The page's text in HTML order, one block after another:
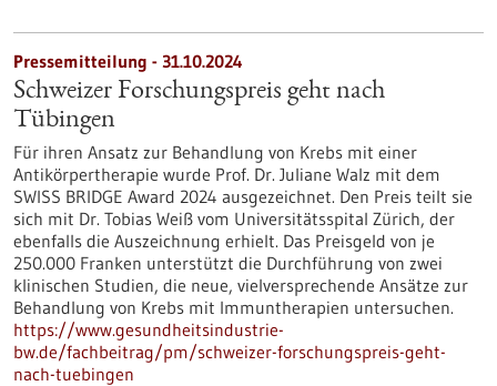
Pressemitteilung - 31.10.2024
Schweizer Forschungspreis geht nach
Tübingen
Für ihren Ansatz zur Behandlung von Krebs mit einer
Antikörpertherapie wurde Prof. Dr. Juliane Walz mit dem
SWISS BRIDGE Award 2024 ausgezeichnet. Den Preis teilt sie
sich mit Dr. Tobias Weiß vom Universitätsspital Zürich, der
ebenfalls die Auszeichnung erhielt. Das Preisgeld von je
250.000 Franken unterstützt die Durchführung von zwei
klinischen Studien, die neue, vielversprechende Ansätze zur
Behandlung von Krebs mit Immuntherapien untersuchen.
https://www.gesundheitsindustrie-
bw.de/fachbeitrag/pm/schweizer-forschungspreis-geht-
nach-tuebingen